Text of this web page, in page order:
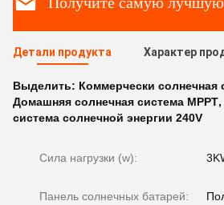
Детали продукта Характер
Выделить: Коммерчески солнечная
Домашняя солнечная система MPPT,
система солнечной энергии 240V
Сила нагрузки (w):
Панель солнечных батарей: